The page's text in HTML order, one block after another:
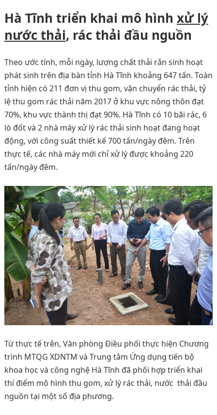
Hà Tĩnh triển khai mô hình xử lý
nước thải, rác thải đầu nguồn
Theo ước tính, mỗi ngày, lượng chất thải rắn sinh hoạt
phát sinh trên địa bàn tỉnh Hà Tĩnh khoảng 647 tấn. Toàn
tỉnh hiện có 211 đơn vị thu gom, vận chuyển rác thải, tỷ
lệ thu gom rác thải năm 2017 ở khu vực nông thôn đạt
70%, khu vực thành thị đạt 90%. Hà Tĩnh có 10 bãi rác, 6
lò đốt và 2 nhà máy xử lý rác thải sinh hoạt đang hoạt
động, với công suất thiết kế 700 tấn/ngày đêm. Trên
thực tế, các nhà máy mới chỉ xử lý được khoảng 220
tấn/ngày đêm.
Từ thực tế trên, Văn phòng Điều phối thực hiện Chương
trình MTQG XDNTM và Trung tâm Ứng dụng tiến bộ
khoa học và công nghệ Hà Tĩnh đã phối hợp triển khai
thí điểm mô hình thu gom, xử lý rác thải, nước thải đầu
nguồn tại một số địa phương.